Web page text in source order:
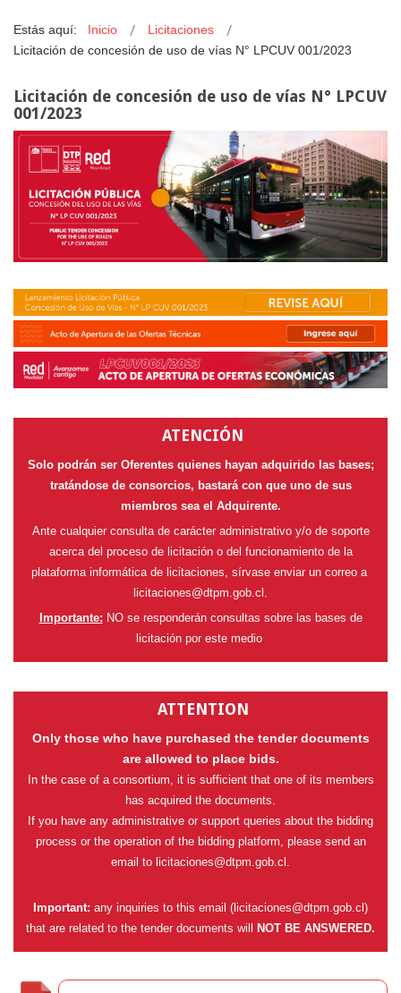
Estás aquí: Inicio
Licitaciones
Licitación de concesión de uso de vías N° LPCUV 001/2023
Licitación de concesión de uso de vías N° LPCUV
001/2023
ATENCIÓN
Solo podrán ser Oferentes quienes hayan adquirido las bases;
tratándose de consorcios, bastará con que uno de sus
miembros sea el Adquirente.
Ante cualquier consulta de carácter administrativo y/o de soporte
acerca del proceso de licitación o del funcionamiento de la
plataforma informática de licitaciones, sírvase enviar un correo a
licitaciones@dtpm.gob.cl .
Importante: NO se responderán consultas sobre las bases de
licitación por este medio.
ATTENTION
Only those who have purchased the tender documents
are allowed to place bids.
In the case of a consortium, it is sufficient that one of its members
has acquired the documents.
If you have any administrative or support queries about the bidding
process or the operation of the bidding platform, please send an
email to licitaciones@dtpm.gob.cl .
Important: any inquiries to this email ( licitaciones@dtpm.gob.cl )
that are related to the tender documents will
NOT BE ANSWERED.